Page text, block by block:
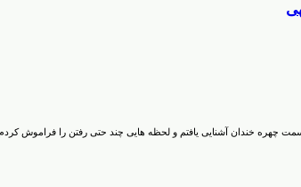
چهره خندان آشنایی یافتم و لحظه هایی چند حتی رفتن را فراموش